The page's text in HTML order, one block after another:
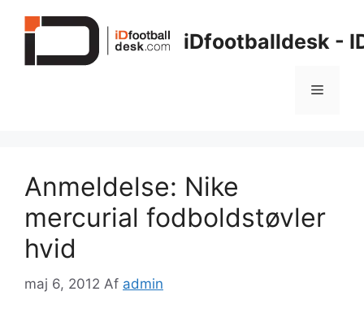
iDfootballdesk -
Menu
Anmeldelse: Nike
mercurial fodboldstøvler
hvid
maj 6, 2012 Af admin